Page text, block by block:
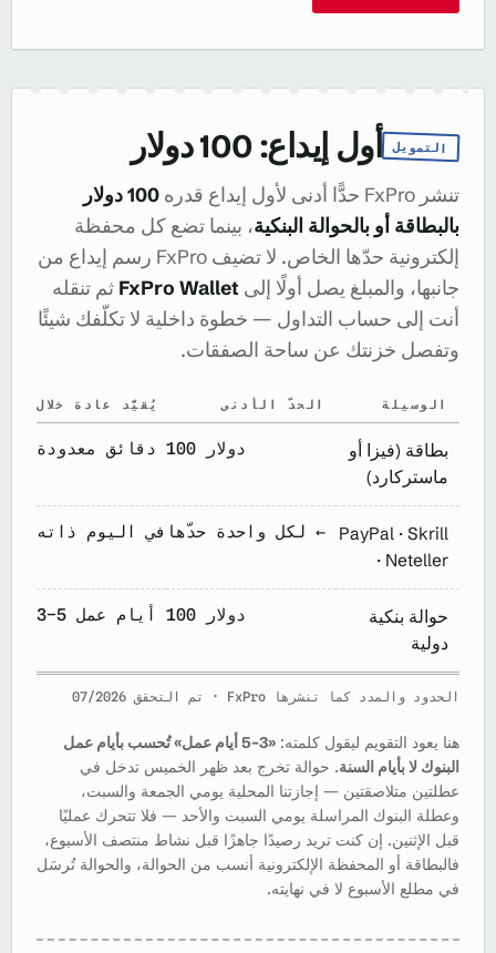
التمويل أول إيداع: 100 دولار
تنشر FxPro حدًّا أدنى لأول إيداع قدره
100 دولار
بالبطاقة أو بالحوالة البنكية، بينما تضع كل محفظة
إلكترونية حدّها الخاص. لا تضيف FxPro رسم إيداع من
جانبها، والمبلغ يصل أولًا إلى FxPro Wallet ثم تنقله
أنت إلى حساب التداول — خطوة داخلية لا تكلّفك شيئًا
وتفصل خزنتك عن ساحة الصفقات.
الوسيلة الحدّ الأدنى يُقيَّد عادة خلال
بطاقة (فيزا أو
ماستركارد)
100 دولار دقائق معدودة
PayPal · Skrill
· Neteller
لكل واحدة حدّها ← في اليوم ذاته
حوالة بنكية
دولية
100 دولار 3–5 أيام عمل
الحدود والمدد كما تنشرها FxPro · تم التحقق 07/2026
هنا يعود التقويم ليقول كلمته:
«3–5 أيام عمل» تُحسب بأيام عمل
البنوك لا بأيام السنة. حوالة تخرج بعد ظهر الخميس تدخل في
عطلتين متلاصقتين — إجازتنا المحلية يومي الجمعة والسبت،
وعطلة البنوك المراسلة يومي السبت والأحد — فلا تتحرك عمليًا
قبل الإثنين. إن كنت تريد رصيدًا جاهزًا قبل نشاط منتصف الأسبوع،
فالبطاقة أو المحفظة الإلكترونية أنسب من الحوالة، والحوالة تُرسَل
في مطلع الأسبوع لا في نهايته.